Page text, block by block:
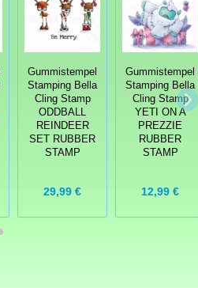
Gummistempel
Stamping Bella
Cling Stamp
ODDBALL
REINDEER
SET RUBBER
STAMP
29,99 €
Gummistempel
Stamping Bella
Cling Stamp
YETI ON A
PREZZIE
RUBBER
STAMP
12,99 €